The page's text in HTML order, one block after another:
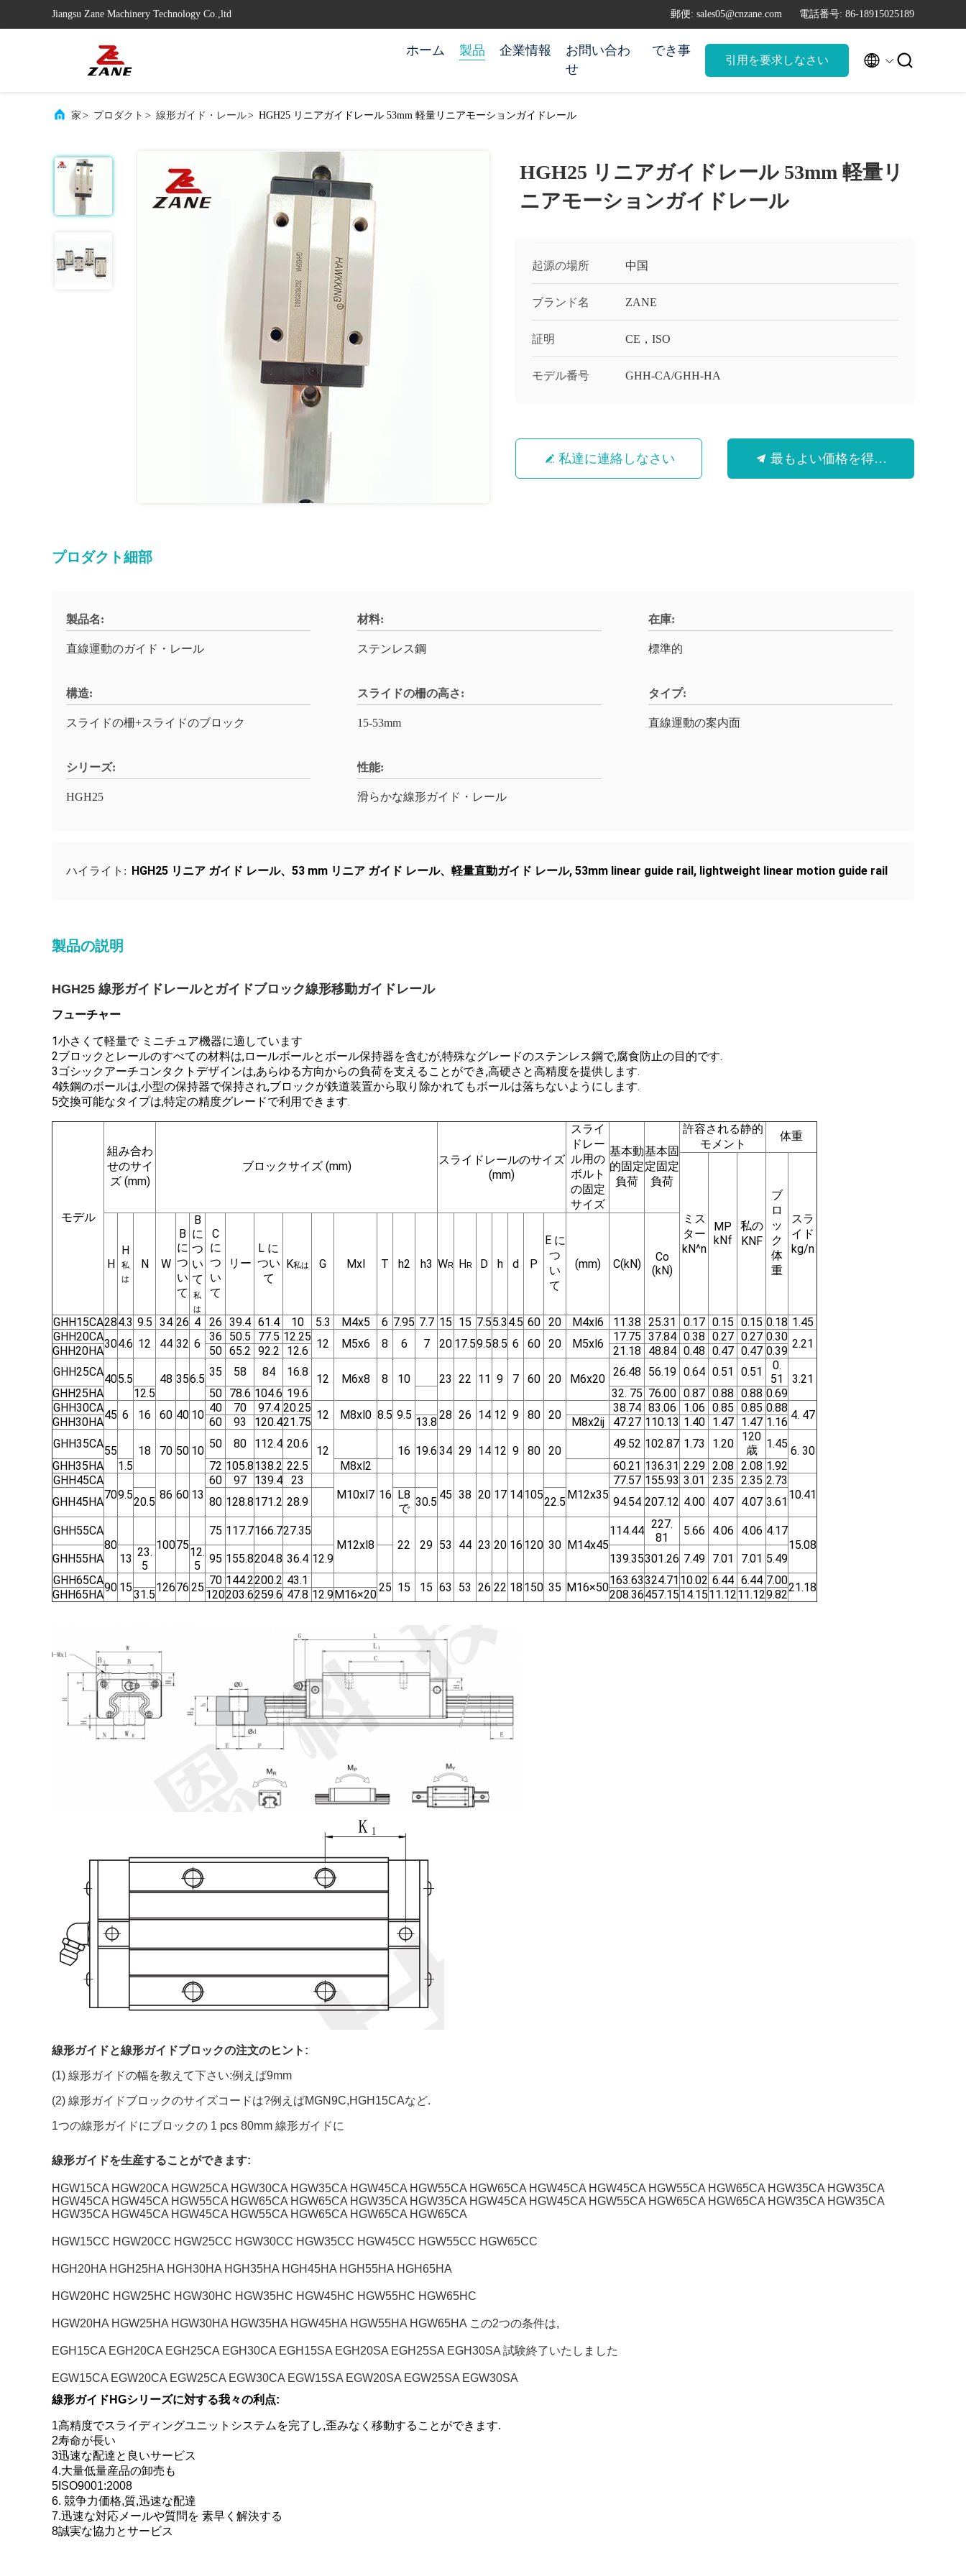
Jiangsu Zane Machinery Technology Co.,ltd 郵便: sales05@cnzane.com 電話番号: 86-18915025189
ホーム 製品 企業情報
お問い合わ
せ
でき事
引用を要求しなさい  
家 > プロダクト > 線形ガイド・レール> HGH25 リニアガイドレール 53mm 軽量リニアモーションガイドレール
HGH25 リニアガイドレール 53mm 軽量リ
ニアモーションガイドレール
起源の場所 中国
ブランド名 ZANE
証明 CE，ISO
モデル番号 GHH-CA/GHH-HA
私達に連絡しなさい 最もよい価格を得なさい
プロダクト細部
製品名:
直線運動のガイド・レール
材料:
ステンレス鋼
在庫:
標準的
構造:
スライドの柵+スライドのブロック
スライドの柵の高さ:
15-53mm
タイプ:
直線運動の案内面
シリーズ:
HGH25
性能:
滑らかな線形ガイド・レール
ハイライト: HGH25 リニア ガイド レール、53 mm リニア ガイド レール、軽量直動ガイド レール, 53mm linear guide rail, lightweight linear motion guide rail
製品の説明
HGH25 線形ガイドレールとガイドブロック線形移動ガイドレール
フューチャー
1小さくて軽量で ミニチュア機器に適しています
2ブロックとレールのすべての材料は,ロールボールとボール保持器を含むが,特殊なグレードのステンレス鋼で,腐食防止の目的です.
3ゴシックアーチコンタクトデザインは,あらゆる方向からの負荷を支えることができ,高硬さと高精度を提供します.
4鉄鋼のボールは,小型の保持器で保持され,ブロックが鉄道装置から取り除かれてもボールは落ちないようにします.
5交換可能なタイプは,特定の精度グレードで利用できます.
モデル
組み合わ
せのサイ
ズ (mm)
ブロックサイズ (mm)
スライドレールのサイズ
(mm)
スライ
ドレー
ル用の
ボルト
の固定
サイズ
基本動
的固定
負荷
基本固
定固定
負荷
許容される静的
モメント
体重
ミス
ター
kN^n
MP
kNf
私の
KNF
ブ
ロ
ッ
ク
体
重
スラ
イド
kg/n
H
H
私
は
N W
B
に
つ
い
て
B
に
つ
い
て
私
は
C
に
つ
い
て
リー
L に
つい
て
K私は G Mxl T h2 h3 WR HR D h d P
E に
つ
い
て
(mm) C(kN)
Co
(kN)
GHH15CA284.3 9.5 34 26 4 26 39.4 61.4 10 5.3 M4x5 6 7.95 7.7 15 15 7.55.3 4.5 60 20 M4xl6 11.38 25.31 0.17 0.15 0.15 0.18 1.45
GHH20CA
304.6 12 44 32 6
36 50.5 77.5 12.25
12 M5x6 8 6 7 20 17.59.58.5 6 60 20 M5xl6
17.75 37.84 0.38 0.27 0.27 0.30
2.21
GHH20HA 50 65.2 92.2 12.6 21.18 48.84 0.48 0.47 0.47 0.39
GHH25CA
405.5 48 356.5
35 58 84 16.8
12 M6x8 8 10 23 22 11 9 7 60 20 M6x20
26.48 56.19 0.64 0.51 0.51
0.
51
3.21
GHH25HA
12.5 50 78.6 104.6 19.6 32. 75 76.00 0.87 0.88 0.88 0.69
GHH30CA
45 6 16 60 40 10
40 70 97.4 20.25
12 M8xl0 8.5 9.5 28 26 14 12 9 80 20
38.74 83.06 1.06 0.85 0.85 0.88
4. 47
GHH30HA 60 93 120.421.75 13.8 M8x2ij 47.27 110.13 1.40 1.47 1.47 1.16
GHH35CA
55 18 70 50 10
50 80 112.4 20.6
12 16 19.6 34 29 14 12 9 80 20
49.52 102.87 1.73 1.20
120
歳
1.45
6. 30
GHH35HA
1.5 72 105.8138.2 22.5 M8xl2 60.21 136.31 2.29 2.08 2.08 1.92
GHH45CA
709.5 86 60 13
60 97 139.4
23
M10xl7 16 45 38 20 17 14105 M12x35
77.57 155.93 3.01 2.35 2.35 2.73
10.41
GHH45HA 20.5 80 128.8171.2 28.9
L8
で 30.5 22.5 94.54 207.12 4.00 4.07 4.07 3.61
GHH55CA
80
10075
75 117.7166.727.35
M12xl8
22 29 53 44 23 20 16 120 30 M14x45
114.44 227.
81
5.66 4.06 4.06 4.17
15.08
GHH55HA
13 23.
5
12.
5
95 155.8204.8 36.4 12.9 139.35301.26 7.49 7.01 7.01 5.49
GHH65CA
90 15 12676 25
70 144.2200.2 43.1
25 15 15 63 53 26 22 18150 35 M16×50
163.63324.71 10.02 6.44 6.44 7.00
21.18
GHH65HA 31.5 120203.6259.6 47.8 12.9M16×20 208.36457.1514.1511.1211.129.82
線形ガイドと線形ガイドブロックの注文のヒント:
(1) 線形ガイドの幅を教えて下さい:例えば9mm
(2) 線形ガイドブロックのサイズコードは?例えばMGN9C,HGH15CAなど.
1つの線形ガイドにブロックの 1 pcs 80mm 線形ガイドに
線形ガイドを生産することができます:
HGW15CA HGW20CA HGW25CA HGW30CA HGW35CA HGW45CA HGW55CA HGW65CA HGW45CA HGW45CA HGW55CA HGW65CA HGW35CA HGW35CA
HGW45CA HGW45CA HGW55CA HGW65CA HGW65CA HGW35CA HGW35CA HGW45CA HGW45CA HGW55CA HGW65CA HGW65CA HGW35CA HGW35CA
HGW35CA HGW45CA HGW45CA HGW55CA HGW65CA HGW65CA HGW65CA
HGW15CC HGW20CC HGW25CC HGW30CC HGW35CC HGW45CC HGW55CC HGW65CC
HGH20HA HGH25HA HGH30HA HGH35HA HGH45HA HGH55HA HGH65HA
HGW20HC HGW25HC HGW30HC HGW35HC HGW45HC HGW55HC HGW65HC
HGW20HA HGW25HA HGW30HA HGW35HA HGW45HA HGW55HA HGW65HA この2つの条件は,
EGH15CA EGH20CA EGH25CA EGH30CA EGH15SA EGH20SA EGH25SA EGH30SA 試験終了いたしました
EGW15CA EGW20CA EGW25CA EGW30CA EGW15SA EGW20SA EGW25SA EGW30SA
線形ガイドHGシリーズに対する我々の利点:
1高精度でスライディングユニットシステムを完了し,歪みなく移動することができます.
2寿命が長い
3迅速な配達と良いサービス
4.大量低量産品の卸売も
5ISO9001:2008
6. 競争力価格,質,迅速な配達
7.迅速な対応 メールや質問を 素早く解決する
8誠実な協力とサービス